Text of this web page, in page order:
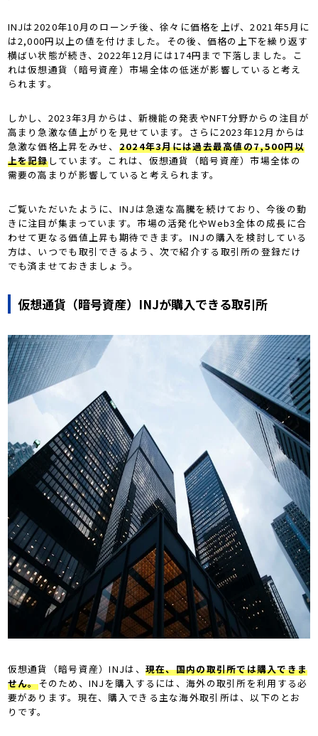
INJは2020年10月のローンチ後、徐々に価格を上げ、2021年5月に
は2,000円以上の値を付けました。その後、価格の上下を繰り返す
横ばい状態が続き、2022年12月には174円まで下落しました。こ
れは仮想通貨（暗号資産）市場全体の低迷が影響していると考え
られます。
しかし、2023年3月からは、新機能の発表やNFT分野からの注目が
高まり急激な値上がりを見せています。さらに2023年12月からは
急激な価格上昇をみせ、 2024年3月には過去最高値の7,500円以
上を記録しています。これは、仮想通貨（暗号資産）市場全体の
需要の高まりが影響していると考えられます。
ご覧いただいたように、INJは急速な高騰を続けており、今後の動
きに注目が集まっています。市場の活発化やWeb3全体の成長に合
わせて更なる価値上昇も期待できます。INJの購入を検討している
方は、いつでも取引できるよう、次で紹介する取引所の登録だけ
でも済ませておきましょう。
仮想通貨（暗号資産）INJが購入できる取引所
仮想通貨（暗号資産）INJは、 現在、国内の取引所では購入できま
せん。そのため、INJを購入するには、海外の取引所を利用する必
要があります。現在、購入できる主な海外取引所は、以下のとお
りです。